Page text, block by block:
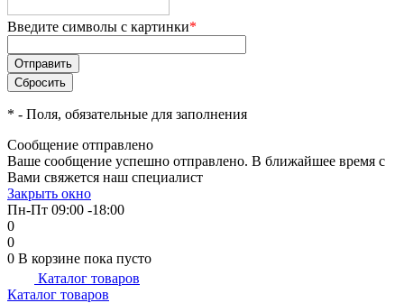
Введите символы с картинки*
* - Поля, обязательные для заполнения
Сообщение отправлено
Ваше сообщение успешно отправлено. В ближайшее время с
Вами свяжется наш специалист
Закрыть окно
Пн-Пт 09:00 -18:00
0
0
0 В корзине пока пусто
Каталог товаров
Каталог товаров
Оставшиеся75% будут
списыватьсяс вашей карты
по
Подробнее
об оплате Плайтом